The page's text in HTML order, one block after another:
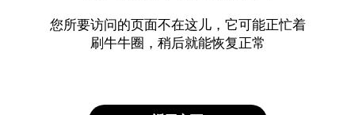
您所要访问的页面不在这儿，它可能正忙着
刷牛牛圈，稍后就能恢复正常